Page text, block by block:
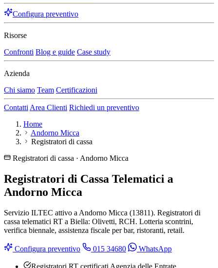
Configura preventivo
Risorse
Confronti Blog e guide Case study
Azienda
Chi siamo Team Certificazioni
Contatti Area Clienti Richiedi un preventivo
Home
Andorno Micca
Registratori di cassa
Registratori di cassa · Andorno Micca
Registratori di Cassa Telematici a
Andorno Micca
Servizio ILTEC attivo a Andorno Micca (13811). Registratori di
cassa telematici RT a Biella: Olivetti, RCH. Lotteria scontrini,
verifica biennale, assistenza fiscale per bar, ristoranti, retail.
Configura preventivo 015 34680 WhatsApp
Registratori RT certificati Agenzia delle Entrate